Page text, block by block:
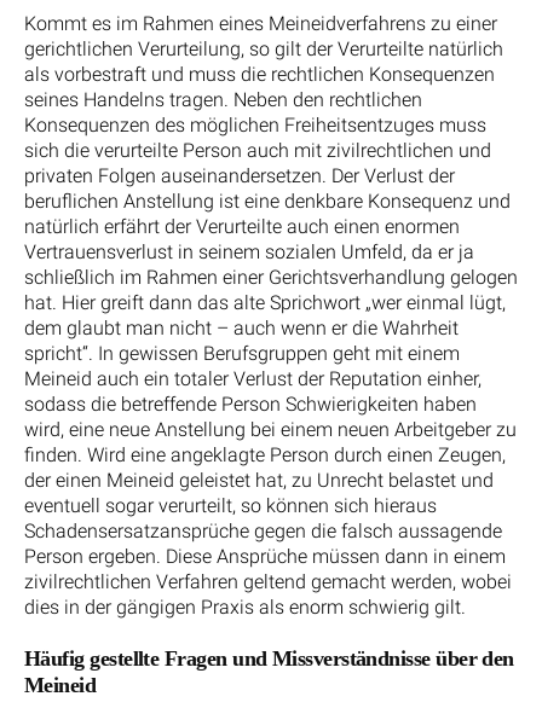
Kommt es im Rahmen eines Meineidverfahrens zu einer
gerichtlichen Verurteilung, so gilt der Verurteilte natürlich
als vorbestraft und muss die rechtlichen Konsequenzen
seines Handelns tragen. Neben den rechtlichen
Konsequenzen des möglichen Freiheitsentzuges muss
sich die verurteilte Person auch mit zivilrechtlichen und
privaten Folgen auseinandersetzen. Der Verlust der
beruflichen Anstellung ist eine denkbare Konsequenz und
natürlich erfährt der Verurteilte auch einen enormen
Vertrauensverlust in seinem sozialen Umfeld, da er ja
schließlich im Rahmen einer Gerichtsverhandlung gelogen
hat. Hier greift dann das alte Sprichwort „wer einmal lügt,
dem glaubt man nicht – auch wenn er die Wahrheit
spricht“. In gewissen Berufsgruppen geht mit einem
Meineid auch ein totaler Verlust der Reputation einher,
sodass die betreffende Person Schwierigkeiten haben
wird, eine neue Anstellung bei einem neuen Arbeitgeber zu
finden. Wird eine angeklagte Person durch einen Zeugen,
der einen Meineid geleistet hat, zu Unrecht belastet und
eventuell sogar verurteilt, so können sich hieraus
Schadensersatzansprüche gegen die falsch aussagende
Person ergeben. Diese Ansprüche müssen dann in einem
zivilrechtlichen Verfahren geltend gemacht werden, wobei
dies in der gängigen Praxis als enorm schwierig gilt.
Häufig gestellte Fragen und Missverständnisse über den
Meineid